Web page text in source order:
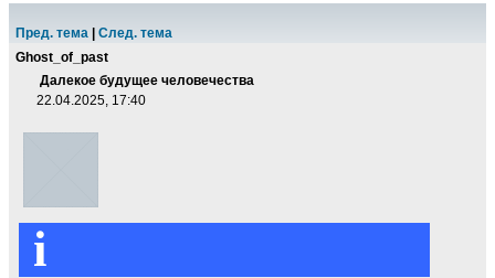
Пред. тема
След. тема
Ghost_of_past
Далекое будущее человечества
22.04.2025, 17:40
i